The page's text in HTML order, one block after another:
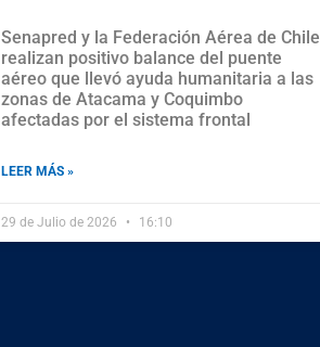
Senapred y la Federación Aérea de Chile
realizan positivo balance del puente
aéreo que llevó ayuda humanitaria a las
zonas de Atacama y Coquimbo
afectadas por el sistema frontal
LEER MÁS »
29 de Julio de 2026 16:10